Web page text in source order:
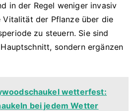
in der Regel weniger invasiv
Vitalität der Pflanze über die
zu steuern. Sie sind
sondern ergänzen
wetterfest:
bei jedem Wetter